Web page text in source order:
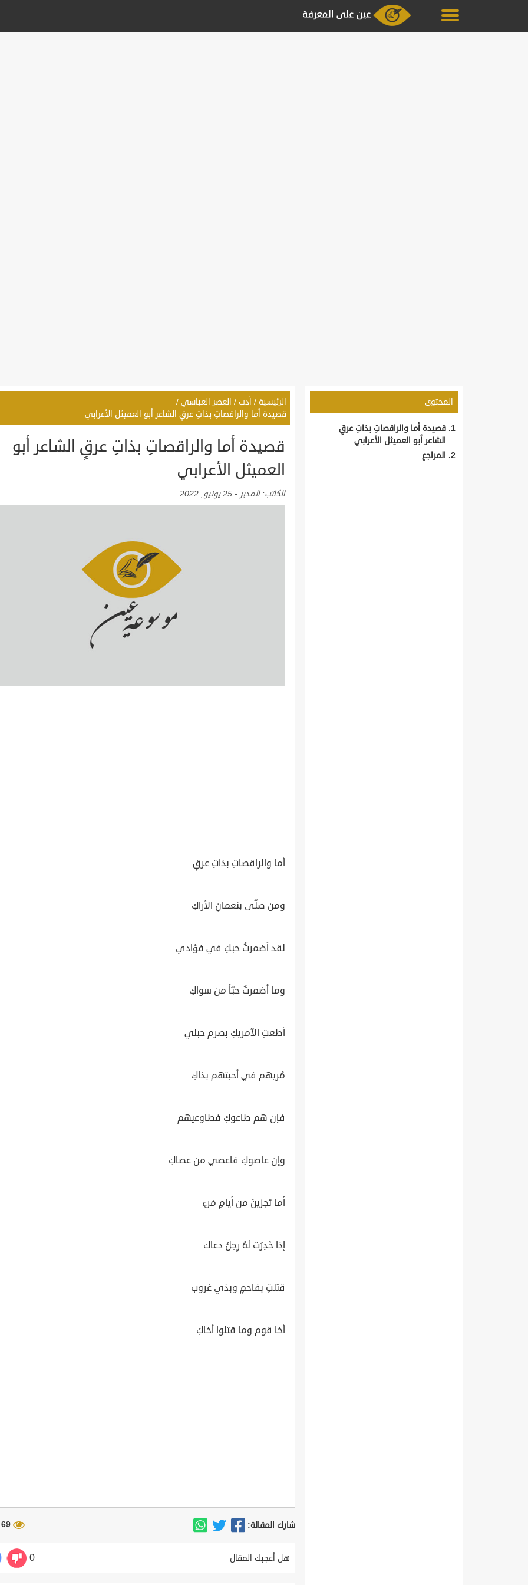
المحتوى
قصيدة أما والراقصاتِ بذاتِ عرقٍ
الشاعر أبو العميثل الأعرابي
المراجع
الرئيسية / أدب / العصر العباسي /
قصيدة أما والراقصاتِ بذاتِ عرقٍ الشاعر أبو العميثل الأعرابي
قصيدة أما والراقصاتِ بذاتِ عرقٍ الشاعر أبو
العميثل الأعرابي
الكاتب:المدير - 25 يونيو, 2022
أما والراقصاتِ بذاتِ عرقٍ
ومن صلّى بنعمانِ الأراكِ
لقد أضمرتُ حبكِ في فؤادي
وما أضمرتُ حبّاً من سواكِ
أطعتِ الآمريكِ بصرم حبلي
مُريهم في أحبتهم بذاكِ
فإن هم طاعوكِ فطاوعيهم
وإن عاصوكِ فاعصي من عصاكِ
أما تجزينَ من أيامِ مَرءٍ
إذا خَدِرَت لَهُ رِجلٌ دعاك
قتلتِ بفاحمٍ وبذي غروب
أخا قوم وما قتلوا أخاكِ
شارك المقالة: 69 مشاهدة
هل أعجبك المقال 0